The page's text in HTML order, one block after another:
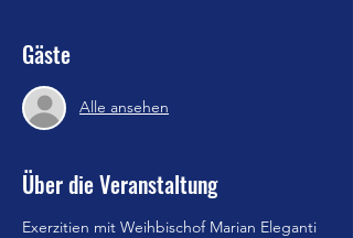
Gäste
Alle ansehen
Über die Veranstaltung
Exerzitien mit Weihbischof Marian Eleganti